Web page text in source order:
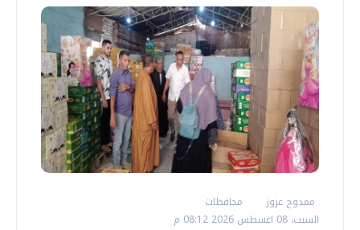
ممدوح عزوز
محافظات
السبت، 08 اغسطس 2026 08:12 م